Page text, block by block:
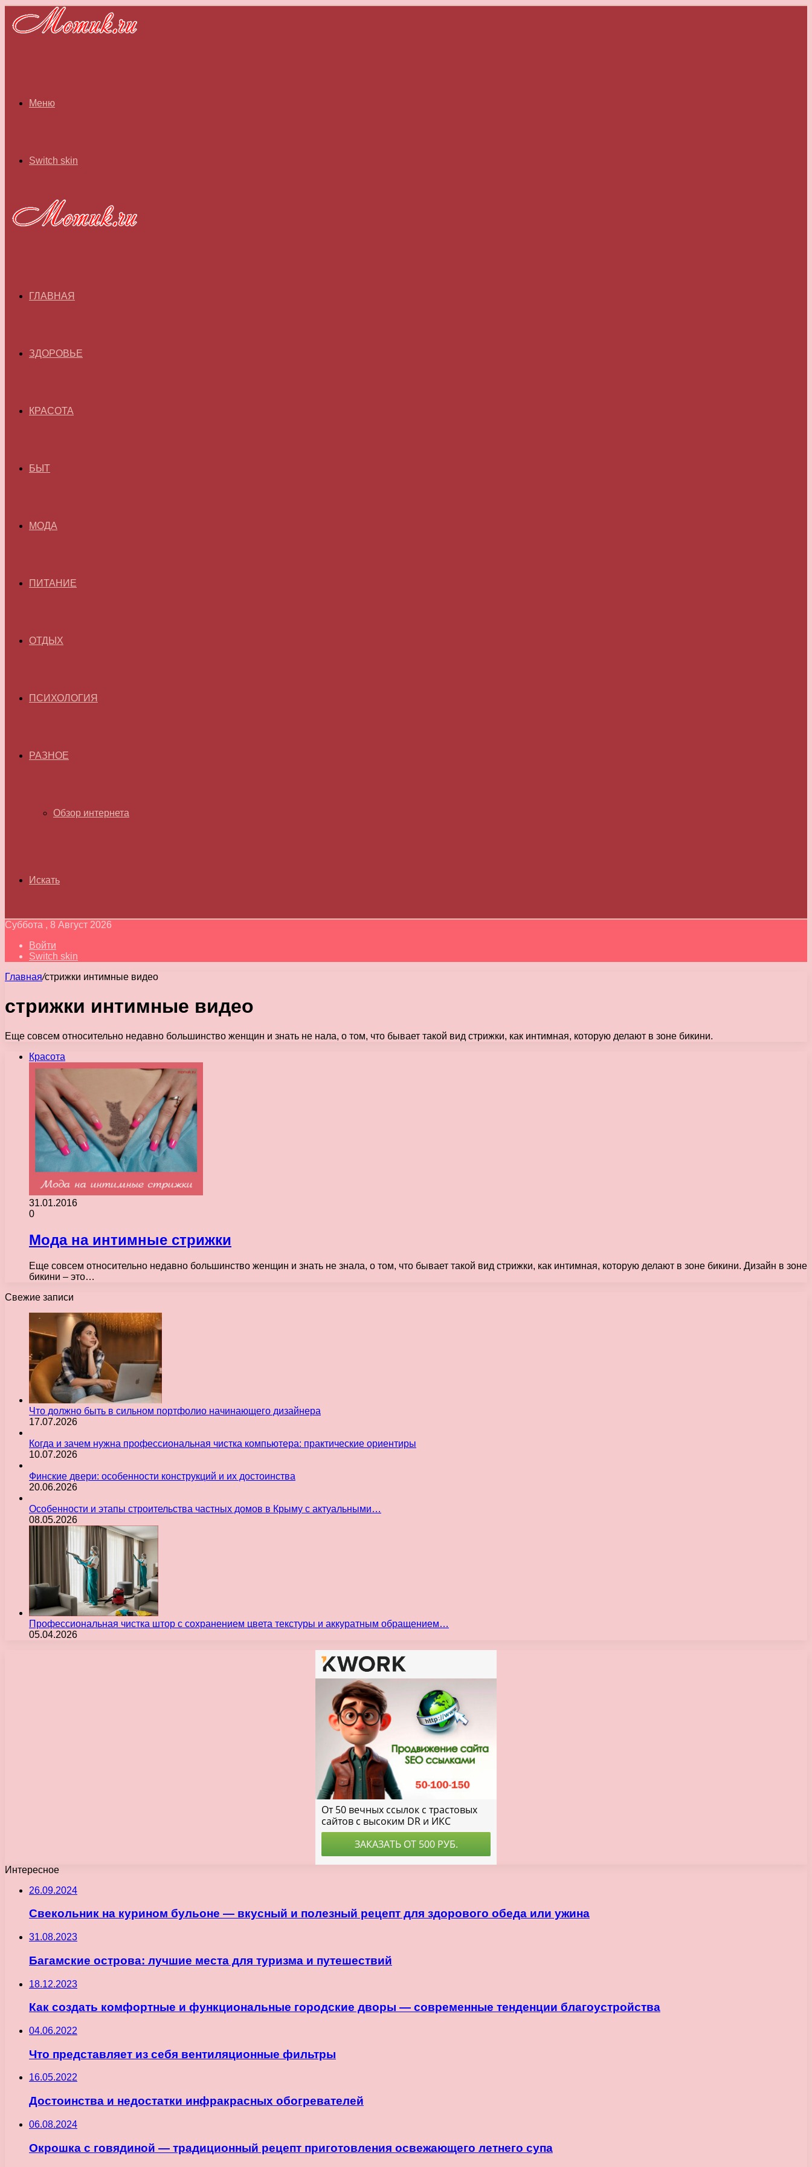
Меню
Switch skin
ГЛАВНАЯ
ЗДОРОВЬЕ
КРАСОТА
БЫТ
МОДА
ПИТАНИЕ
ОТДЫХ
ПСИХОЛОГИЯ
РАЗНОЕ
Обзор интернета
Искать
Суббота , 8 Август 2026
Войти
Switch skin
Главная/стрижки интимные видео
стрижки интимные видео
Еще совсем относительно недавно большинство женщин и знать не нала, о том, что бывает такой вид стрижки, как интимная, которую делают в зоне бикини.
Красота
31.01.2016
0
Мода на интимные стрижки
Еще совсем относительно недавно большинство женщин и знать не знала, о том, что бывает такой вид стрижки, как интимная, которую делают в зоне бикини. Дизайн в зоне
бикини – это…
Свежие записи
Что должно быть в сильном портфолио начинающего дизайнера
17.07.2026
Когда и зачем нужна профессиональная чистка компьютера: практические ориентиры
10.07.2026
Финские двери: особенности конструкций и их достоинства
20.06.2026
Особенности и этапы строительства частных домов в Крыму с актуальными…
08.05.2026
Профессиональная чистка штор с сохранением цвета текстуры и аккуратным обращением…
05.04.2026
Интересное
26.09.2024
Свекольник на курином бульоне — вкусный и полезный рецепт для здорового обеда или ужина
31.08.2023
Багамские острова: лучшие места для туризма и путешествий
18.12.2023
Как создать комфортные и функциональные городские дворы — современные тенденции благоустройства
04.06.2022
Что представляет из себя вентиляционные фильтры
16.05.2022
Достоинства и недостатки инфракрасных обогревателей
06.08.2024
Окрошка с говядиной — традиционный рецепт приготовления освежающего летнего супа